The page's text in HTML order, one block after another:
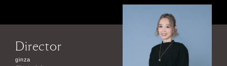
Director
ginza